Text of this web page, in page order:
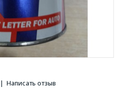
| Написать отзыв